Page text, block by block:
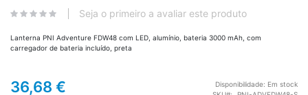
Seja o primeiro a avaliar este produto
Lanterna PNI Adventure FDW48 com LED, alumínio, bateria 3000 mAh, com
carregador de bateria incluído, preta
36,68 € Disponibilidade: Em stock